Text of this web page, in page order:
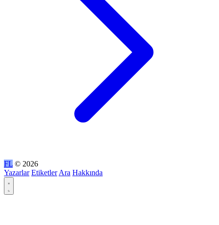
FL © 2026
Yazarlar Etiketler Ara Hakkında